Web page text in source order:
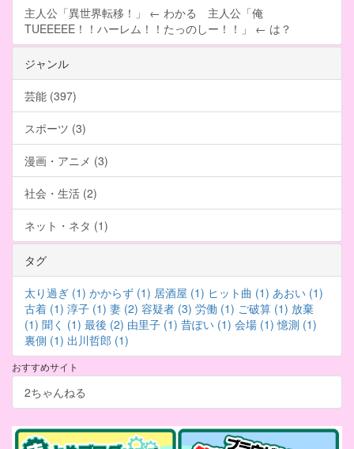
主人公「異世界転移！」 ← わかる 主人公「俺
TUEEEEE！！ハーレム！！たっのしー！！」 ← は？
ジャンル
芸能 (397)
スポーツ (3)
漫画・アニメ (3)
社会・生活 (2)
ネット・ネタ (1)
タグ
太り過ぎ (1) かからず (1) 居酒屋 (1) ヒット曲 (1) あおい (1)
古着 (1) 淳子 (1) 妻 (2) 容疑者 (3) 労働 (1) ご破算 (1) 放棄
(1) 聞く (1) 最後 (2) 由里子 (1) 昔ぽい (1) 会場 (1) 憶測 (1)
裏側 (1) 出川哲郎 (1)
おすすめサイト
2ちゃんねる